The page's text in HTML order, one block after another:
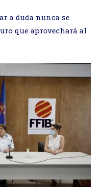
a duda nunca se
que aprovechará al